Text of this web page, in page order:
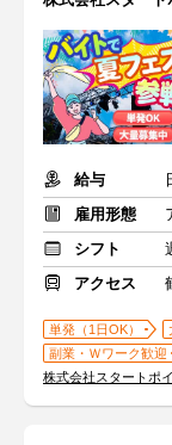
給与
雇用形態
シフト
アクセス
単発（1日OK）
副業・Ｗワーク歓迎
株式会社スタートポ